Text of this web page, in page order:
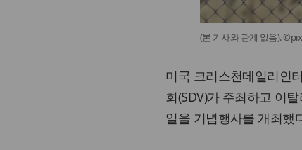
(본 기사와 관계 없음).
미국 크리스천데일리인
회(SDV)가 주최하고 이
일을 기념행사를 개최했